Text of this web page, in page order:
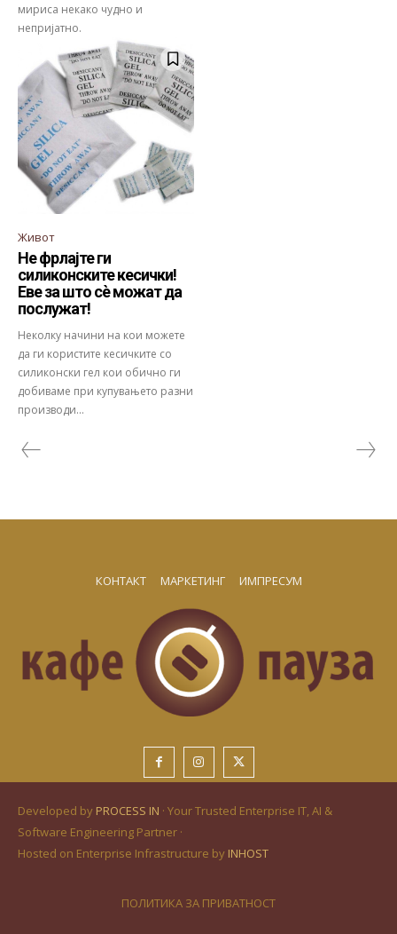
мириса некако чудно и
непријатно.
Живот
Не фрлајте ги
силиконските кесички!
Еве за што сѐ можат да
послужат!
Неколку начини на кои можете
да ги користите кесичките со
силиконски гел кои обично ги
добиваме при купувањето разни
производи...
КОНТАКТ МАРКЕТИНГ ИМПРЕСУМ
Developed by PROCESS IN · Your Trusted Enterprise IT, AI &
Software Engineering Partner ·
Hosted on Enterprise Infrastructure by INHOST
ПОЛИТИКА ЗА ПРИВАТНОСТ